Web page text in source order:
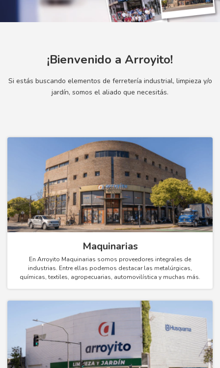
¡Bienvenido a Arroyito!
Si estás buscando elementos de ferretería industrial, limpieza y/o
jardín, somos el aliado que necesitás.
Maquinarias
En Arroyito Maquinarias somos proveedores integrales de
industrias. Entre ellas podemos destacar las metalúrgicas,
químicas, textiles, agropecuarias, automovilística y muchas más.